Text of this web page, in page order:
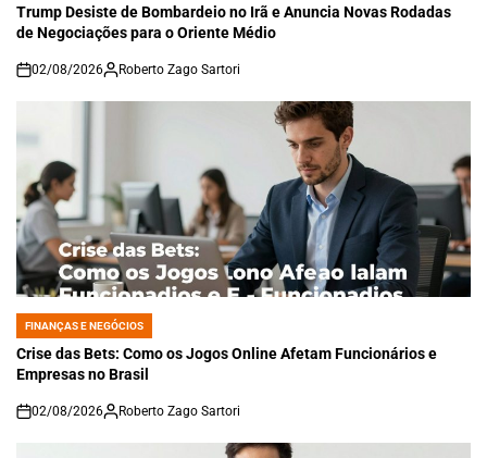
IN
Trump Desiste de Bombardeio no Irã e Anuncia Novas Rodadas
de Negociações para o Oriente Médio
on
02/08/2026 Roberto Zago Sartori
POSTED
IN
FINANÇAS E NEGÓCIOS
Crise das Bets: Como os Jogos Online Afetam Funcionários e
Empresas no Brasil
on
02/08/2026 Roberto Zago Sartori